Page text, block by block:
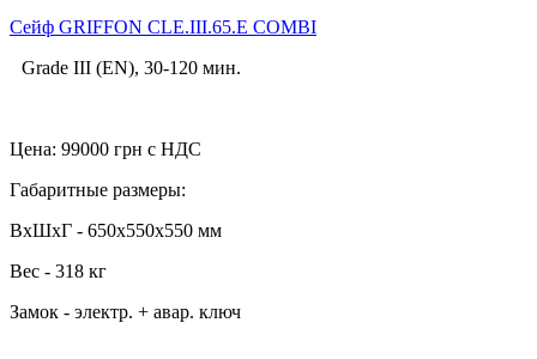
Cейф GRIFFON CLE.III.65.E COMBI
Grade III (EN), 30-120 мин.
Цена: 99000 грн с НДС
Габаритные размеры:
ВхШхГ - 650x550x550 мм
Вес - 318 кг
Замок - электр. + авар. ключ